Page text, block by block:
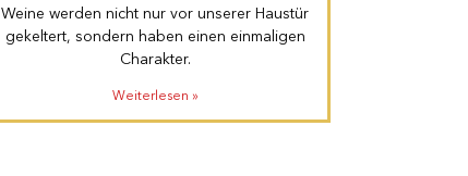
Weine werden nicht nur vor unserer Haustür
gekeltert, sondern haben einen einmaligen
Charakter.
Weiterlesen »